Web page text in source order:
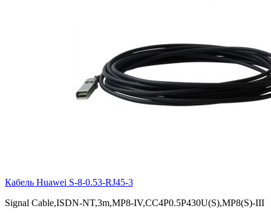
Кабель Huawei S-8-0.53-RJ45-3
Signal Cable,ISDN-NT,3m,MP8-IV,CC4P0.5P430U(S),MP8(S)-III